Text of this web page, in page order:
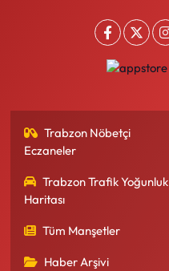
Trabzon Nöbetçi
Eczaneler
Trabzon Trafik Yoğunluk
Haritası
Tüm Manşetler
Haber Arşivi